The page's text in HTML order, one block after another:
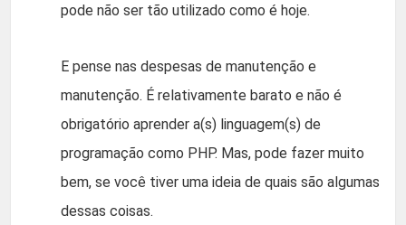
pode não ser tão utilizado como é hoje.
E pense nas despesas de manutenção e
manutenção. É relativamente barato e não é
obrigatório aprender a(s) linguagem(s) de
programação como PHP. Mas, pode fazer muito
bem, se você tiver uma ideia de quais são algumas
dessas coisas.